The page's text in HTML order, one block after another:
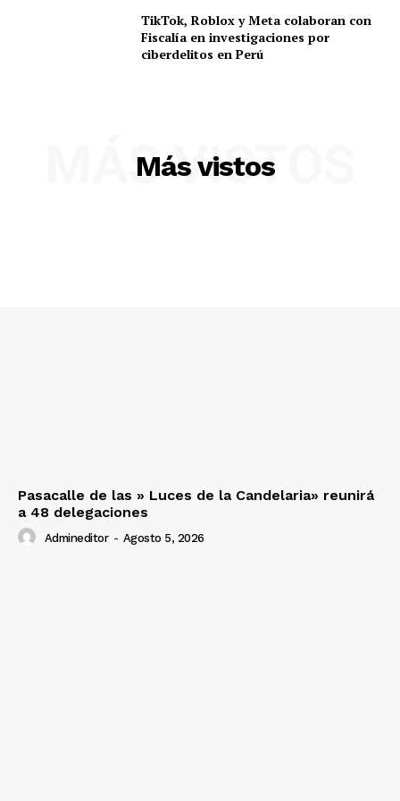
Diario los Andes
TikTok, Roblox y Meta colaboran con
Fiscalía en investigaciones por
ciberdelitos en Perú
Más vistos
MÁS VISTOS
Pasacalle de las » Luces de la Candelaria» reunirá
a 48 delegaciones
Admineditor - Agosto 5, 2026